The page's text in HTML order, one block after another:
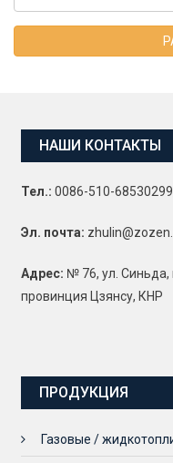
НАШИ КОНТАКТЫ
Тел.: 0086-510-
Эл. почта:
Адрес: № 76, ул. Синьда,
провинция Цзянсу, КНР
ПРОДУКЦИЯ
Газовые /